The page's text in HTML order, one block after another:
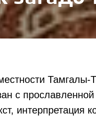
Тамгалы-
с
интерпретация